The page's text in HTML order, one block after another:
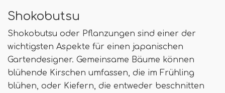
Shokobutsu
Shokobutsu oder Pflanzungen sind einer der
wichtigsten Aspekte für einen japanischen
Gartendesigner. Gemeinsame Bäume können
blühende Kirschen umfassen, die im Frühling
blühen, oder Kiefern, die entweder beschnitten